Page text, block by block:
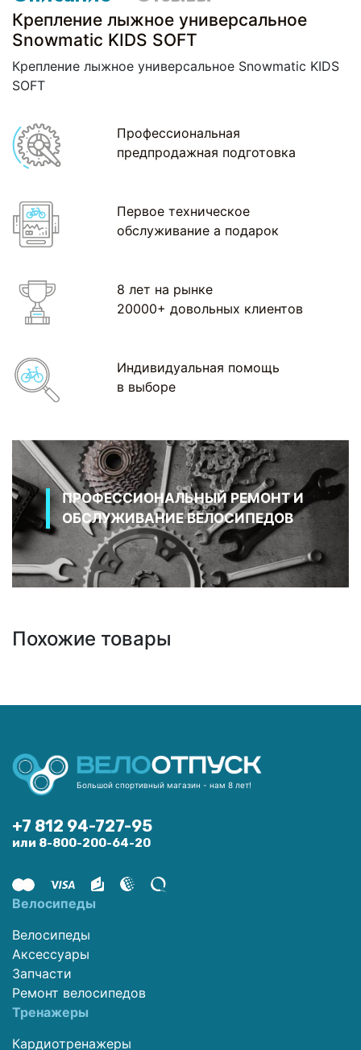
Крепление лыжное универсальное
Snowmatic KIDS SOFT
Крепление лыжное универсальное Snowmatic KIDS
SOFT
Профессиональная
предпродажная подготовка
Первое техническое
обслуживание а подарок
8 лет на рынке
20000+ довольных клиентов
Индивидуальная помощь
в выборе
ПРОФЕССИОНАЛЬНЫЙ РЕМОНТ И
ОБСЛУЖИВАНИЕ ВЕЛОСИПЕДОВ
Похожие товары
Большой спортивный магазин - нам 8 лет!
+7 812 94-727-95
или 8-800-200-64-20
Велосипеды
Велосипеды
Аксессуары
Запчасти
Ремонт велосипедов
Тренажеры
Кардиотренажеры